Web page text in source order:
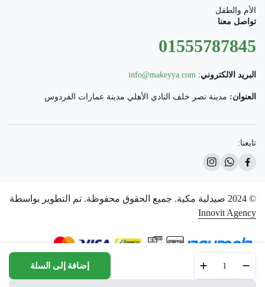
10000
30
إضافة إلى السلة
الأم والطفل
تواصل معنا
01555787845
البريد الالكتروني:
info@makeyya.com
العنوان: مدينة نصر خلف النادي الأهلي مدينة عمارات الفردوس
تابعنا:
© 2024 صيدلية مكية. جميع الحقوق محفوظة. تم التطوير بواسطة
Innovit Agency